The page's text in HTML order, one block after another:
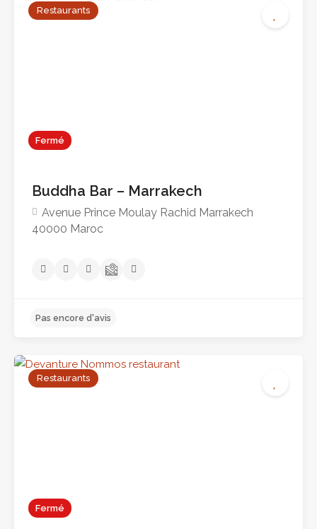
Pas encore d'avis
Fermé
Restaurants
Buddha Bar – Marrakech
Avenue Prince Moulay Rachid Marrakech
40000 Maroc
Fermé
Restaurants